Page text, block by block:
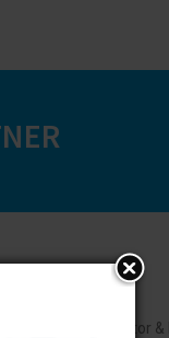
Pajak, Kurator &